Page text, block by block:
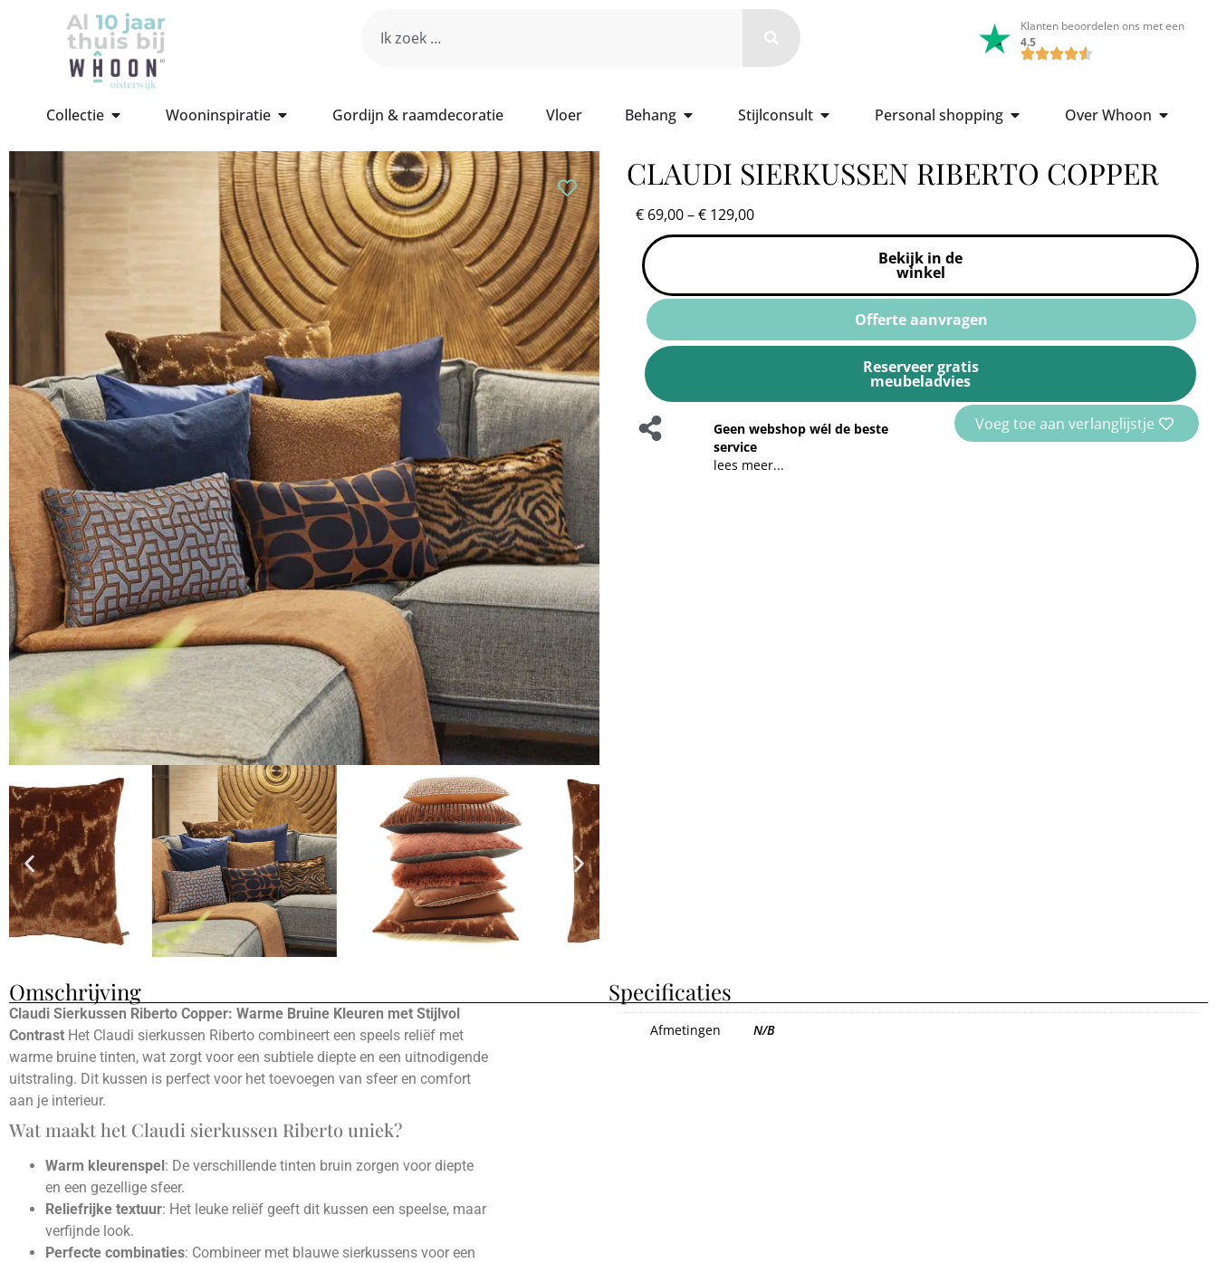
Klanten beoordelen ons met een
4.5
Collectie Wooninspiratie Gordijn & raamdecoratie Vloer Behang Stijlconsult Personal shopping Over Whoon
CLAUDI SIERKUSSEN RIBERTO COPPER
€ 69,00–€ 129,00
Bekijk in de
winkel
Offerte aanvragen
Reserveer gratis
meubeladvies
Geen webshop wél de beste
service
lees meer...
Voeg toe aan verlanglijstje
Omschrijving
Claudi Sierkussen Riberto Copper: Warme Bruine Kleuren met Stijlvol
Contrast Het Claudi sierkussen Riberto combineert een speels reliëf met
warme bruine tinten, wat zorgt voor een subtiele diepte en een uitnodigende
uitstraling. Dit kussen is perfect voor het toevoegen van sfeer en comfort
aan je interieur.
Wat maakt het Claudi sierkussen Riberto uniek?
Warm kleurenspel : De verschillende tinten bruin zorgen voor diepte
en een gezellige sfeer.
Reliefrijke textuur: Het leuke reliëf geeft dit kussen een speelse, maar
verfijnde look.
Perfecte combinaties: Combineer met blauwe sierkussens voor een
Specificaties
Afmetingen N/B